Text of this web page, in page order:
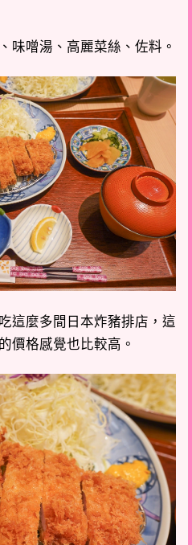
味噌湯、高麗菜絲、佐料。
這麼多間日本炸豬排店，這
價格感覺也比較高。